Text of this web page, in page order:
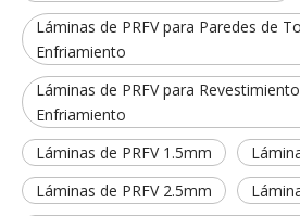
Láminas de PRFV para Paredes de
Enfriamiento
Láminas de PRFV para
Enfriamiento
Láminas de PRFV 1.5mm
Láminas de PRFV 2.5mm